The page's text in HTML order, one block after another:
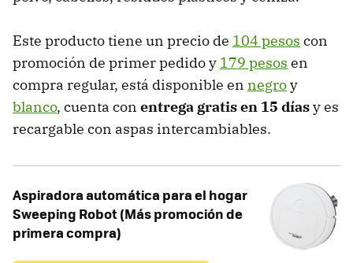
Este producto tiene un precio de 104 pesos con
promoción de primer pedido y 179 pesos en
compra regular, está disponible en negroy
blanco, cuenta con entrega gratis en 15 díasy es
recargable con aspas intercambiables.
Aspiradora automática para el hogar
Sweeping Robot (Más promoción de
primera compra)